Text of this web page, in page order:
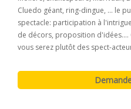
Cluedo géant, ring-dingue, ... le
spectacle: participation à
de décors, proposition d'idées....
vous serez plutôt des spect-